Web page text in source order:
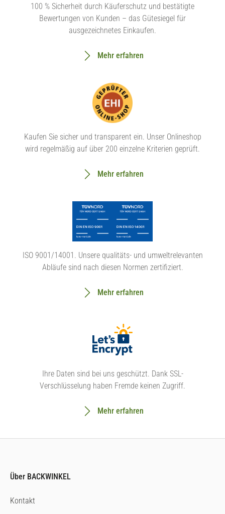
100 % Sicherheit durch Käuferschutz und bestätigte
Bewertungen von Kunden – das Gütesiegel für
ausgezeichnetes Einkaufen.
Mehr erfahren
Kaufen Sie sicher und transparent ein. Unser Onlineshop
wird regelmäßig auf über 200 einzelne Kriterien geprüft.
Mehr erfahren
ISO 9001/14001. Unsere qualitäts- und umweltrelevanten
Abläufe sind nach diesen Normen zertifiziert.
Mehr erfahren
Ihre Daten sind bei uns geschützt. Dank SSL-
Verschlüsselung haben Fremde keinen Zugriff.
Mehr erfahren
Über BACKWINKEL
Kontakt